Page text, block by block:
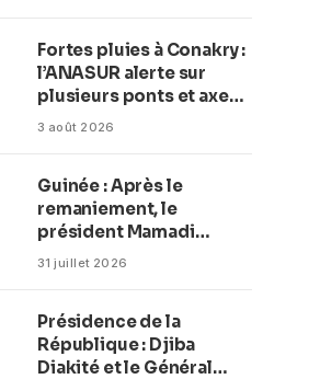
balnéaire
Fortes pluies à Conakry :
l’ANASUR alerte sur
plusieurs ponts et axes
routiers
3 août 2026
Guinée : Après le
remaniement, le
président Mamadi
Doumbouya fixe les
31 juillet 2026
Présidence de la
République : Djiba
Diakité et le Général